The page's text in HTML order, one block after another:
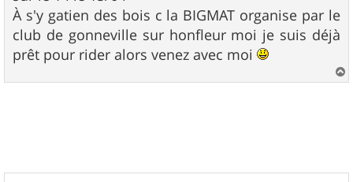
g
e
À s'y gatien des bois c la BIGMAT organise par le
club de gonneville sur honfleur moi je suis déjà
prêt pour rider alors venez avec moi
a